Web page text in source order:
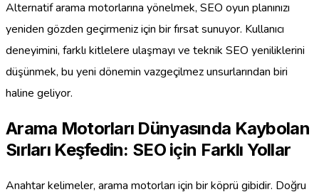
Alternatif arama motorlarına yönelmek, SEO oyun planınızı
yeniden gözden geçirmeniz için bir fırsat sunuyor. Kullanıcı
deneyimini, farklı kitlelere ulaşmayı ve teknik SEO yeniliklerini
düşünmek, bu yeni dönemin vazgeçilmez unsurlarından biri
haline geliyor.
Arama Motorları Dünyasında Kaybolan
Sırları Keşfedin: SEO için Farklı Yollar
Anahtar kelimeler, arama motorları için bir köprü gibidir. Doğru